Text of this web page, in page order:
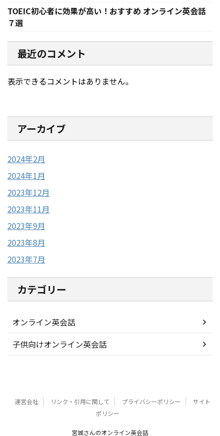
TOEIC初心者に効果が高い！おすすめ オンライン英会話
７選
最近のコメント
表示できるコメントはありません。
アーカイブ
2024年2月
2024年1月
2023年12月
2023年11月
2023年9月
2023年8月
2023年7月
カテゴリー
オンライン英会話
子供向けオンライン英会話
運営会社 リンク・引用に関して プライバシーポリシー
サイト
ポリシー
宮城さんのオンライン英会話